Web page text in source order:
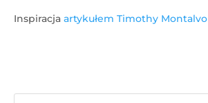
Inspiracja artykułem Timothy Montalvo